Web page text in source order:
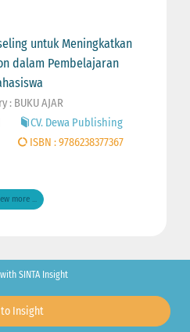
untuk Meningkatkan
dalam Pembelajaran
: BUKU AJAR
CV. Dewa Publishing
ISBN : 9786238377367
more ...
SINTA Insight
to Insight